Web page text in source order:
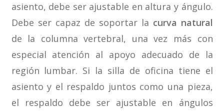
asiento, debe ser ajustable en altura y ángulo.
Debe ser capaz de soportar la curva natural
de la columna vertebral, una vez más con
especial atención al apoyo adecuado de la
región lumbar. Si la silla de oficina tiene el
asiento y el respaldo juntos como una pieza,
el respaldo debe ser ajustable en ángulos